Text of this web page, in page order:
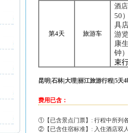
第4天 旅游车
酒店
50
具
游
康
钟
束
昆明|石林|大理 |丽江旅游行程|5天
费用已含：
①【已含景点门票】: 行程中所列
②【已含住宿标准】: 入住酒店双